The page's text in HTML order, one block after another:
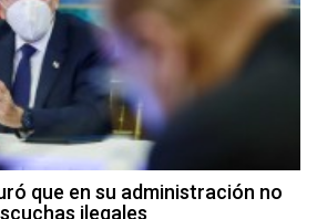
que en su administración no
ilegales